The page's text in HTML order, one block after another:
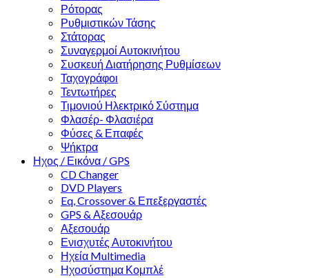
Ρότορας
Ρυθμιστικών Τάσης
Στάτορας
Συναγερμοί Αυτοκινήτου
Συσκευή Διατήρησης Ρυθμίσεων
Ταχογράφοι
Τεντωτήρες
Τιμονιού Ηλεκτρικό Σύστημα
Φλασέρ- Φλασιέρα
Φύσες & Επαφές
Ψήκτρα
Ηχος / Εικόνα / GPS
CD Changer
DVD Players
Eq, Crossover & Επεξεργαστές
GPS & Αξεσουάρ
Αξεσουάρ
Ενισχυτές Αυτοκινήτου
Ηχεία Multimedia
Ηχοσύστημα Κομπλέ